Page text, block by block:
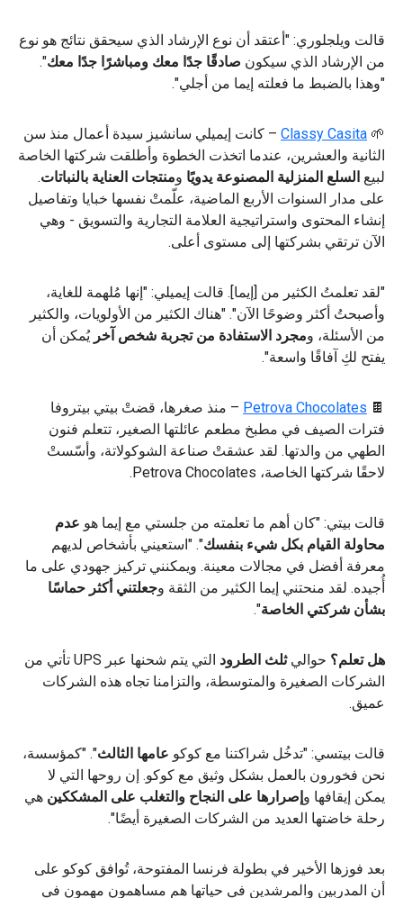
قالت ويلجلوري: "أعتقد أن نوع الإرشاد الذي سيحقق نتائج هو نوع
من الإرشاد الذي سيكون صادقًا جدًا معك ومباشرًا جدًا معك".
"وهذا بالضبط ما فعلته إيما من أجلي".
🌱
Classy Casita – كانت إيميلي سانشيز سيدة أعمال منذ سن
الثانية والعشرين، عندما اتخذت الخطوة وأطلقت شركتها الخاصة
لبيع السلع المنزلية المصنوعة يدويًا ومنتجات العناية بالنباتات.
على مدار السنوات الأربع الماضية، علّمتْ نفسها خبايا وتفاصيل
إنشاء المحتوى واستراتيجية العلامة التجارية والتسويق - وهي
الآن ترتقي بشركتها إلى مستوى أعلى.
"لقد تعلمتُ الكثير من [إيما]. قالت إيميلي: "إنها مُلهمة للغاية،
وأصبحتُ أكثر وضوحًا الآن". "هناك الكثير من الأولويات، والكثير
من الأسئلة، ومجرد الاستفادة من تجربة شخص آخريُمكن أن
يفتح لكِ آفاقًا واسعة".
🍫
Petrova Chocolates – منذ صغرها، قضتْ بيتي بيتروفا
فترات الصيف في مطبخ مطعم عائلتها الصغير، تتعلم فنون
الطهي من والدتها. لقد عشقتْ صناعة الشوكولاتة، وأسّستْ
لاحقًا شركتها الخاصة، Petrova Chocolates.
قالت بيتي: "كان أهم ما تعلمته من جلستي مع إيما هو عدم
محاولة القيام بكل شيء بنفسك". "استعيني بأشخاص لديهم
معرفة أفضل في مجالات معينة. ويمكنني تركيز جهودي على ما
أُجيده. لقد منحتني إيما الكثير من الثقة وجعلتني أكثر حماسًا
بشأن شركتي الخاصة".
هل تعلم؟ حواليثلث الطرود
التي يتم شحنها عبر UPS تأتي من
الشركات الصغيرة والمتوسطة، والتزامنا تجاه هذه الشركات
عميق.
قالت بيتسي: "تدخُل شراكتنا مع كوكو عامها الثالث". "كمؤسسة،
نحن فخورون بالعمل بشكل وثيق مع كوكو. إن روحها التي لا
يمكن إيقافها وإصرارها على النجاح والتغلب على المشككين هي
رحلة خاضتها العديد من الشركات الصغيرة أيضًا".
بعد فوزها الأخير في بطولة فرنسا المفتوحة، تُوافق كوكو على
أن المدربين والمرشدين في حياتها هم مساهمون مهمون في